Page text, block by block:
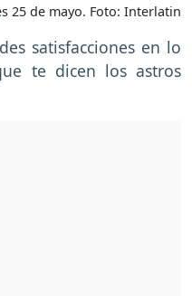
25 de mayo. Foto: Interlatin
satisfacciones en lo
te dicen los astros